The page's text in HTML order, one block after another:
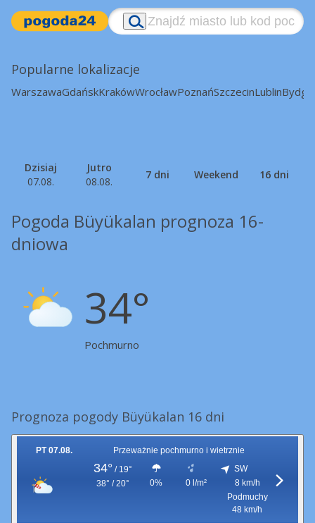
Popularne lokalizacje
WarszawaGdańskKrakówWrocławPoznańSzczecinLublin
Dzisiaj
07.08.
Jutro
08.08.
7 dni Weekend 16 dni
Pogoda Büyükalan prognoza 16-
dniowa
34°
Pochmurno
Prognoza pogody Büyükalan 16 dni
PT 07.08. Przeważnie pochmurno i wietrznie
34° / 19°
38° / 20°
0% 0 l/m²
SW
8 km/h
Podmuchy
48 km/h